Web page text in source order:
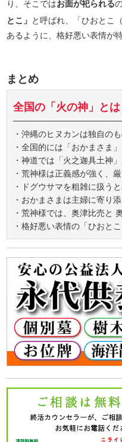
り、そこではお面が祀られる
とこ」 と呼ばれ、「ひおとこ
あるように、格好悪い表情が特
まとめ
全国の「火の神」とは
・沖縄のヒヌカンは独自の
・全国的には「おかまさま
・神道では「火之迦具土神
・荒神様は正義感が強く、
・ドグウサマを粗雑に扱う
・おかまさまは主婦に寄り
・荒神様では、奥津比売と
・格好悪い表情の「ひおと